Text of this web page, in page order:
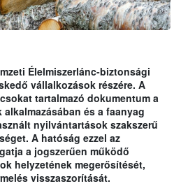
Élelmiszerlánc-biztonsági
vállalkozások részére. A
tartalmazó dokumentum a
és a faanyag
nyilvántartások szakszerű
A hatóság ezzel az
a jogszerűen működő
helyzetének megerősítését,
visszaszorítását.